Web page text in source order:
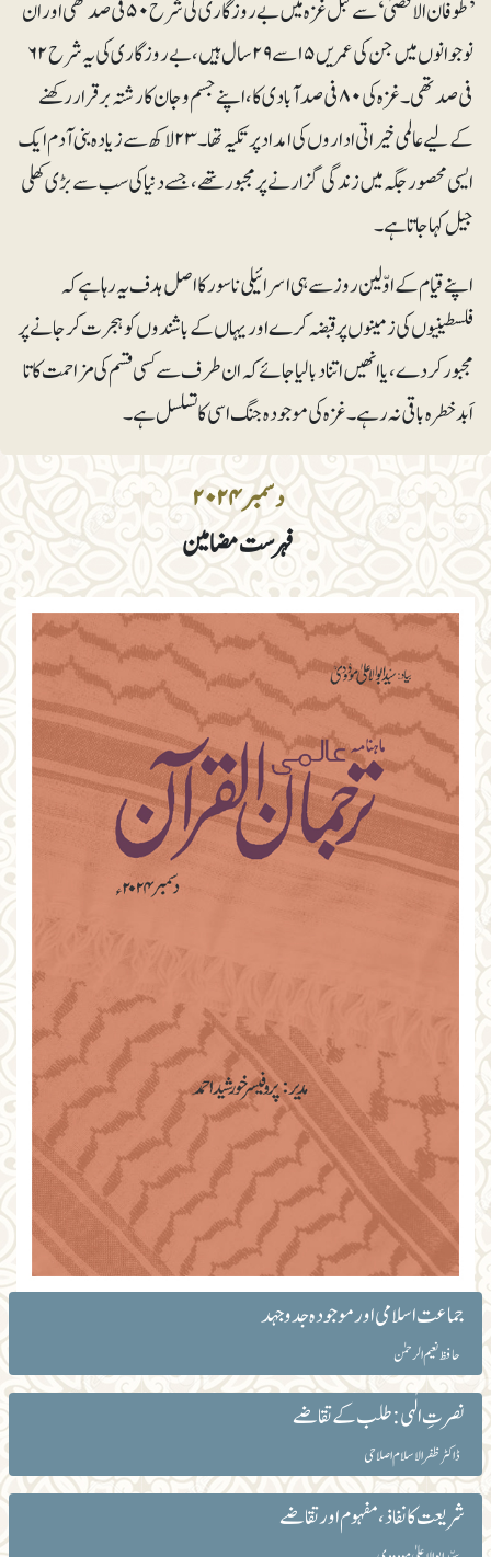
دسمبر ۲۰۲۴
فہرست مضامین
جماعت اسلامی اور موجودہ جدوجہد
حافظ نعیم الرحمٰن
نصرتِ الٰہی: طلب کے تقاضے
ڈاکٹر ظفرالاسلام اصلاحی
شریعت کا نفاذ ، مفہوم اور تقاضے
’ طوفان الاقصیٰ ‘سے قبل غزہ میں بے روزگاری کی شرح ۵۰ فی صد تھی اور ان
نوجوانوں میں جن کی عمریں ۱۵ سے ۲۹سال ہیں، بے روزگاری کی یہ شرح ۶۲
فی صد تھی۔ غزہ کی ۸۰فی صدآبادی کا ، اپنے جسم و جان کا رشتہ برقرار رکھنے
کے لیے عالمی خیراتی اداروں کی امداد پر تکیہ تھا۔ ۲۳ لاکھ سے زیادہ بنی آدم ایک
ایسی محصور جگہ میں زندگی گزارنے پر مجبور تھے، جسے دنیا کی سب سے بڑی کھلی
جیل کہا جاتا ہے۔
اپنے قیام کے اوّلین روز سے ہی اسرائیلی ناسور کا اصل ہدف یہ رہا ہے کہ
فلسطینیوں کی زمینوں پر قبضہ کرے اور یہاں کے باشندوں کو ہجرت کرجانے پر
مجبور کردے، یا انھیں اتنا دبا لیا جائے کہ ان طرف سے کسی قسم کی مزاحمت کا تا
اَبد خطرہ باقی نہ رہے۔ غزہ کی موجودہ جنگ اسی کا تسلسل ہے۔